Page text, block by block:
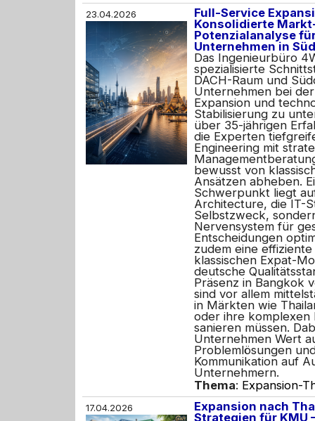
23.04.2026
Full-Service
Konsolidierte
Potenzialanalyse
Unternehmen in
Das Ingenieurbüro
spezialisierte
DACH-Raum und
Unternehmen bei
Expansion und
Stabilisierung zu
über 35-jährigen
die Experten
Engineering mit
bewusst von
Ansätzen abheben.
Schwerpunkt liegt
Architecture, die IT-
Selbstzweck,
Nervensystem für
Entscheidungen
zudem eine
klassischen Expat-
deutsche
Präsenz in Bangkok
sind vor allem
in Märkten wie
oder ihre komplexen
sanieren müssen.
Unternehmen Wert
Problemlösungen
Kommunikation auf
Unternehmern.
Thema: Expansion-
17.04.2026
Expansion nach
Strategien für KMU